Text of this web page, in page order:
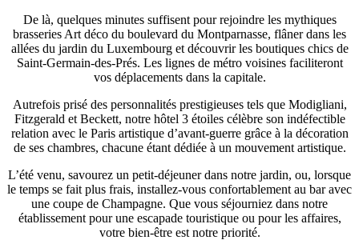
De là, quelques minutes suffisent pour rejoindre les mythiques
brasseries Art déco du boulevard du Montparnasse, flâner dans les
allées du jardin du Luxembourg et découvrir les boutiques chics de
Saint-Germain-des-Prés. Les lignes de métro voisines faciliteront
vos déplacements dans la capitale.
Autrefois prisé des personnalités prestigieuses tels que Modigliani,
Fitzgerald et Beckett, notre hôtel 3 étoiles célèbre son indéfectible
relation avec le Paris artistique d’avant-guerre grâce à la décoration
de ses chambres, chacune étant dédiée à un mouvement artistique.
L’été venu, savourez un petit-déjeuner dans notre jardin, ou, lorsque
le temps se fait plus frais, installez-vous confortablement au bar avec
une coupe de Champagne. Que vous séjourniez dans notre
établissement pour une escapade touristique ou pour les affaires,
votre bien-être est notre priorité.